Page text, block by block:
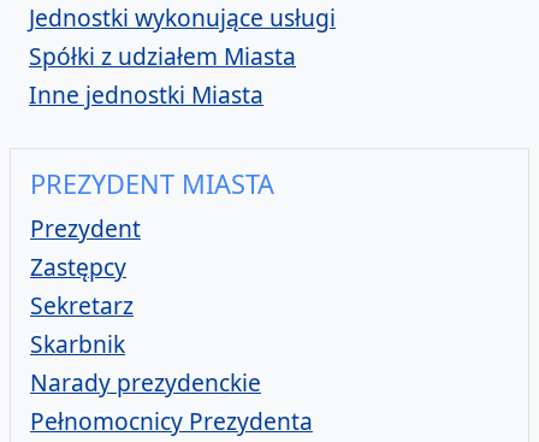
Jednostki wykonujące usługi
Spółki z udziałem Miasta
Inne jednostki Miasta
PREZYDENT MIASTA
PrezydentMiasta
ZastępcyPrezydenta
SekretarzMiasta
SkarbnikMiasta
Narady prezydenckie
Pełnomocnicy Prezydenta